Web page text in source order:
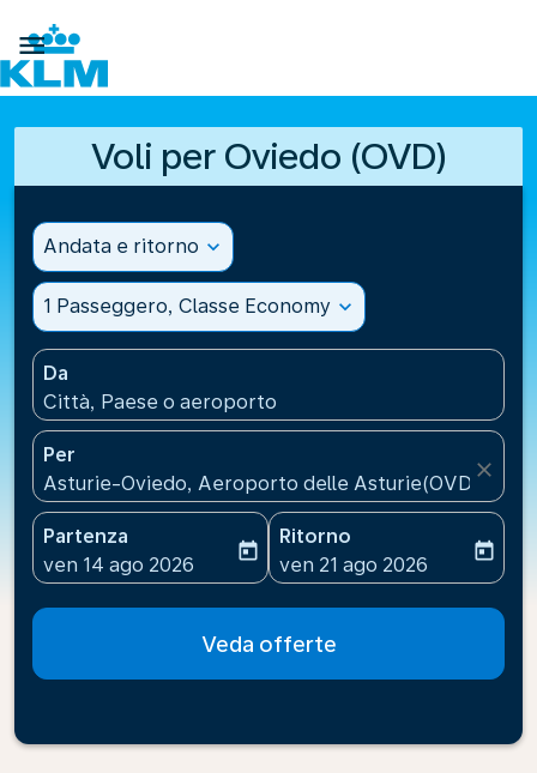

Voli per Oviedo (OVD)
Andata e ritorno expand_more
1 Passeggero, Classe Economy expand_more
Da
Città, Paese o aeroporto
Per
Asturie-Oviedo, Aeroporto delle Asturie(OVD),
close
Partenza
fc-booking-departure-date-aria-label
ven 14 ago 2026
today
Ritorno
fc-booking-return-date-
ven 21 ago 2026
today
Veda offerte